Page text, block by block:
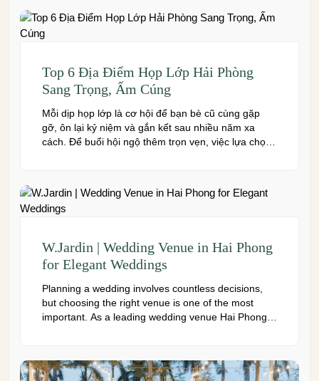
Top 6 Địa Điểm Họp Lớp Hải Phòng
Sang Trọng, Ấm Cúng
Mỗi dịp họp lớp là cơ hội để bạn bè cũ cùng gặp
gỡ, ôn lại kỷ niệm và gắn kết sau nhiều năm xa
cách. Để buổi hội ngộ thêm trọn vẹn, việc lựa chọn
W.Jardin | Wedding Venue in Hai Phong
for Elegant Weddings
Planning a wedding involves countless decisions,
but choosing the right venue is one of the most
important. As a leading wedding venue Hai Phong,
the ISO 22000:2018 food safety management
system, and dedicated event support to help